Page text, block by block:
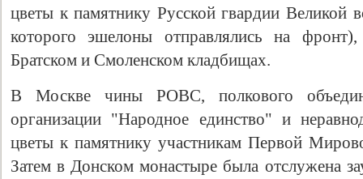
цветы к памятнику Русской гвардии Великой
которого эшелоны отправлялись на
Братском и Смоленском кладбищах.
В Москве чины РОВС, полкового
организации "Народное единство" и
цветы к памятнику участникам Первой
Затем в Донском монастыре была отслужена